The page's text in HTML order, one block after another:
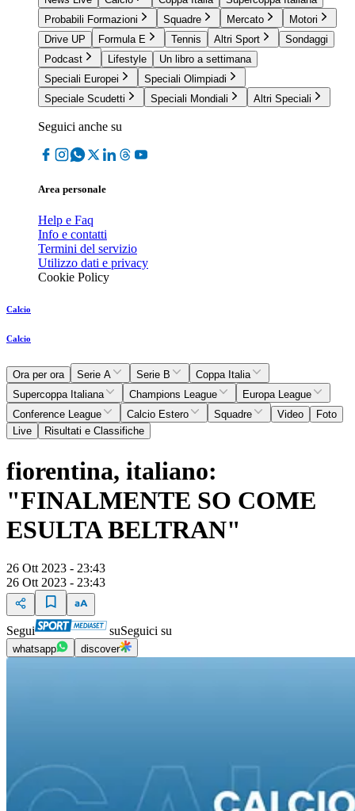
Probabili Formazioni
Squadre Mercato
Motori
Drive UP
Formula E Tennis Altri Sport
Sondaggi
Podcast
Lifestyle
Un libro a settimana
Speciali Europei
Speciali Olimpiadi
Speciale Scudetti
Speciali Mondiali Altri Speciali
Seguici anche su
Area personale
Help e Faq
Info e contatti
Termini del servizio
Utilizzo dati e privacy
Cookie Policy
Calcio
Calcio
Ora per ora Serie A Serie B
Coppa Italia
Supercoppa Italiana
Champions League
Europa League
Conference League
Calcio Estero Squadre Video
Foto
Live
Risultati e Classifiche
fiorentina, italiano:
"FINALMENTE SO COME
ESULTA BELTRAN"
26 Ott 2023 - 23:43
26 Ott 2023 - 23:43
Segui suSeguici su
whatsapp discover